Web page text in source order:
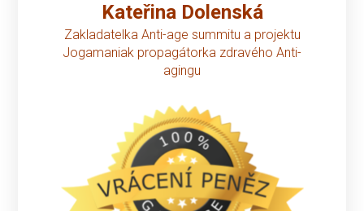
Kateřina Dolenská
Zakladatelka Anti-age summitu aprojektu
Jogamaniak propagátorka zdravého Anti-
agingu